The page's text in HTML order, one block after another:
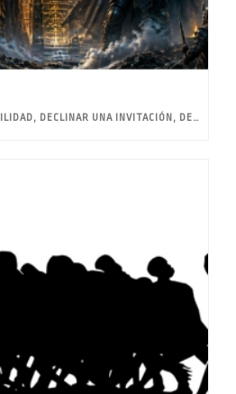
DECLINAR LA RESPONSABILIDAD, DECLINAR UNA INVITACIÓN, DECLINAR UN HONOR